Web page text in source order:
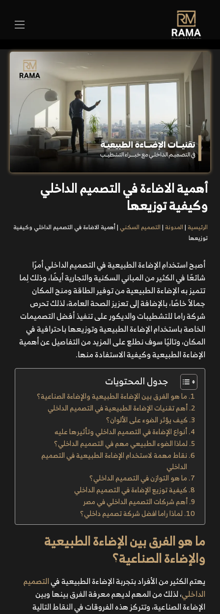
أهمية الاضاءة في التصميم الداخلي
وكيفية توزيعها
الرئيسية |المدونة |التصميم السكني |أهمية الاضاءة في التصميم الداخلي وكيفية
توزيعها
أصبح استخدامالإضاءة الطبيعية في التصميم الداخليأمرًا
شائعًا في الكثير من المباني السكنية والتجارية أيضًا، وذلك لِما
تتميز به الإضاءة الطبيعية من توفير الطاقة ومنح المكان
جمالاً خاصًا، بالإضافة إلى تعزيز الصحة العامة، لذلك تحرص
شركةراماللتشطيبات والديكور على تنفيذ أفضل التصميمات
الخاصة باستخدام الإضاءة الطبيعية وتوزيعها باحترافية في
المكان، وتاليًا سوف نطلع على المزيد من التفاصيل عن أهمية
الإضاءة الطبيعية وكيفية الاستفادة منها.
جدول المحتويات
ما هو الفرق بين الإضاءة الطبيعية والإضاءة الصناعية؟
أهم تقنيات الإضاءة الطبيعية في التصميم الداخلي
كيف يؤثر الضوء على الألوان؟
أنواع الإضاءة في التصميم الداخلي وتأثيرها عليه
لماذا الضوء الطبيعي مهم في التصميم الداخلي؟
نقاط مهمة لاستخدام الإضاءة الطبيعية في التصميم
الداخلي
ما هو التوازن في التصميم الداخلي؟
كيفية توزيع الإضاءة في التصميم الداخلي
أهم شركات التصميم الداخلي في مصر
لماذا راما افضل شركة تصميم داخلي؟
ما هو الفرق بين الإضاءة الطبيعية
والإضاءة الصناعية؟
يهتم الكثير من الأفراد بتجربةالإضاءة الطبيعية فيالتصميم
الداخلي، لذلك من المهم لديهم معرفة الفرق بينها وبين
الإضاءة الصناعية، وتتركز هذه الفروقات في النقاط التالية